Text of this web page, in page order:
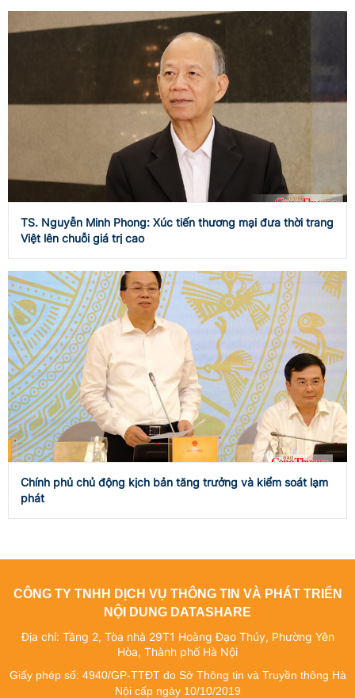
TS. Nguyễn Minh Phong: Xúc tiến thương mại đưa thời trang
Việt lên chuỗi giá trị cao
Chính phủ chủ động kịch bản tăng trưởng và kiểm soát lạm
phát
CÔNG TY TNHH DỊCH VỤ THÔNG TIN VÀ PHÁT TRIỂN
NỘI DUNG DATASHARE
Địa chỉ: Tầng 2, Tòa nhà 29T1 Hoàng Đạo Thúy, Phường Yên
Hòa, Thành phố Hà Nội
Giấy phép số: 4940/GP-TTĐT do Sở Thông tin và Truyền thông Hà
Nội cấp ngày 10/10/2019